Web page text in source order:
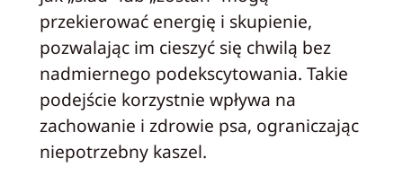
przekierować energię i skupienie,
pozwalając im cieszyć się chwilą bez
nadmiernego podekscytowania. Takie
podejście korzystnie wpływa na
zachowanie i zdrowie psa, ograniczając
niepotrzebny kaszel.